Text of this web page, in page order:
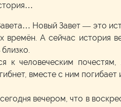
Новый Завет — это
А сейчас история
человеческим почестям,
вместе с ним
вечером, что в